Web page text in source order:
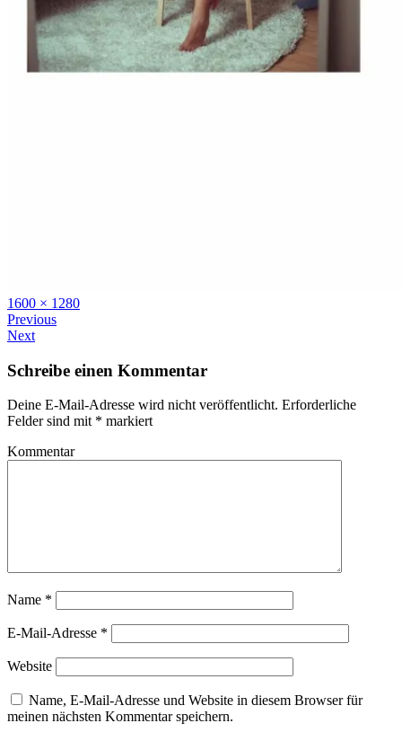
Full
size
1600 × 1280
Previous
Next
Schreibe einen Kommentar
Deine E-Mail-Adresse wird nicht veröffentlicht. Erforderliche
Felder sind mit * markiert
Kommentar
Name *
E-Mail-Adresse *
Website
Name, E-Mail-Adresse und Website in diesem Browser für
meinen nächsten Kommentar speichern.